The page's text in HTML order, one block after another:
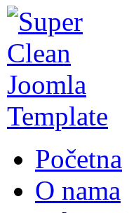
Početna
O nama